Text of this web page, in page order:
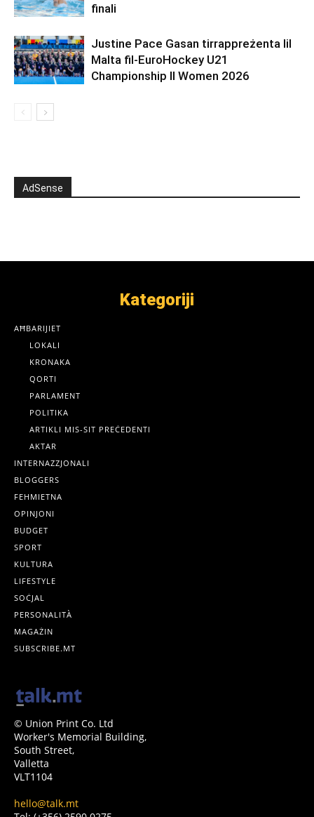
finali
Justine Pace Gasan tirrappreżenta lil
Malta fil-EuroHockey U21
Championship II Women 2026
AdSense
Kategoriji
AĦBARIJIET
LOKALI
KRONAKA
QORTI
PARLAMENT
POLITIKA
ARTIKLI MIS-SIT PREĊEDENTI
AKTAR
INTERNAZZJONALI
BLOGGERS
FEHMIETNA
OPINJONI
BUDGET
SPORT
KULTURA
LIFESTYLE
SOĊJAL
PERSONALITÀ
MAGAŻIN
SUBSCRIBE.MT
© Union Print Co. Ltd
Worker's Memorial Building,
South Street,
Valletta
VLT1104
hello@talk.mt